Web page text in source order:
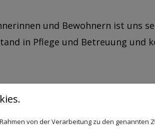
und Bewohnern ist uns
in Pflege und Betreuung und
von der Verarbeitung zu den genannten